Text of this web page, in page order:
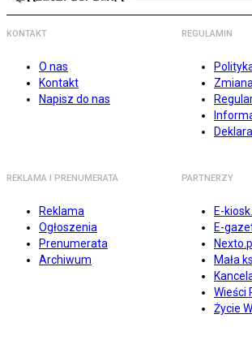
KONTAKT
O nas
Kontakt
Napisz do nas
REGULAMIN
REKLAMA I PRENUMERATA
Reklama
Ogłoszenia
Prenumerata
Archiwum
PARTNERZY
E-
E-
Nexto.pl
Mała
Wieści
Życie